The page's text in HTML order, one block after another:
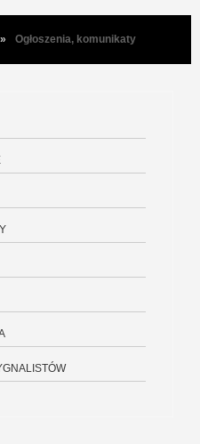
» Ogłoszenia, komunikaty